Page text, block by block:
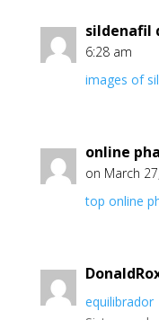
sildenafil
6:28 am
images of
online
on March
top online
equilibrador